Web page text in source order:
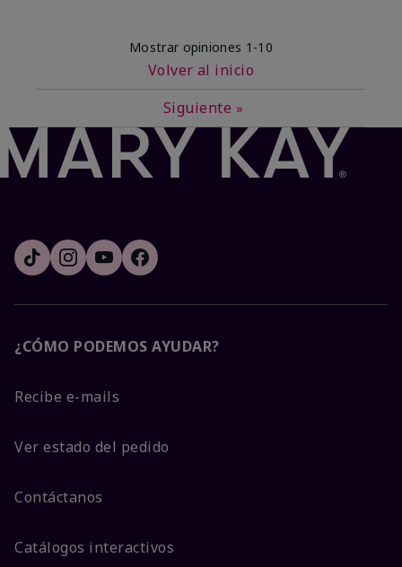
Mostrar opiniones 1-10
Volver al inicio
Siguiente »
¿CÓMO PODEMOS AYUDAR?
Recibe e-mails
Ver estado del pedido
Contáctanos
Catálogos interactivos